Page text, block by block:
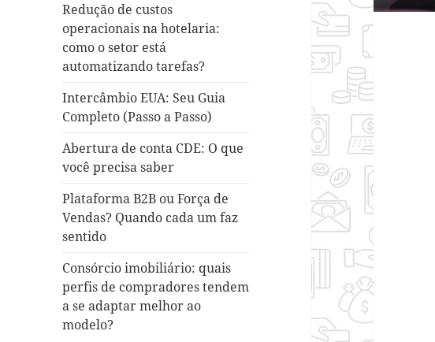
Redução de custos
operacionais na hotelaria:
como o setor está
automatizando tarefas?
Intercâmbio EUA: Seu Guia
Completo (Passo a Passo)
Abertura de conta CDE: O que
você precisa saber
Plataforma B2B ou Força de
Vendas? Quando cada um faz
sentido
Consórcio imobiliário: quais
perfis de compradores tendem
a se adaptar melhor ao
modelo?